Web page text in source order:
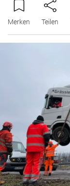
Merken Teilen